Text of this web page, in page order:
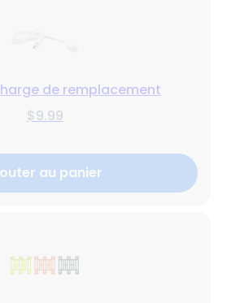
de remplacement
$9.99
au panier